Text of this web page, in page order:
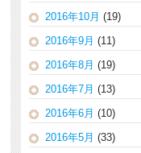
2016年10月 (19)
2016年9月 (11)
2016年8月 (19)
2016年7月 (13)
2016年6月 (10)
2016年5月 (33)